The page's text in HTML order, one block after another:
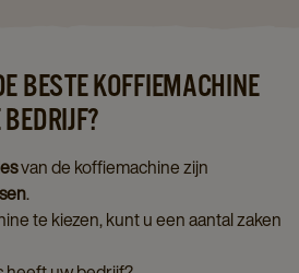
BESTE KOFFIEMACHINE
van de koffiemachine zijn
.
te kiezen, kunt u een aantal zaken